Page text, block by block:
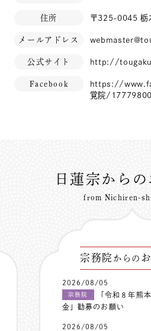
住所 〒325-0045 栃
メールアドレス
公式サイト http://
Facebook
https://
覚院/
日蓮宗から
from Nichiren-
宗務院 からの
2026/08/05
宗務院
「令和８年熊
金」勧募のお願い
2026/08/05